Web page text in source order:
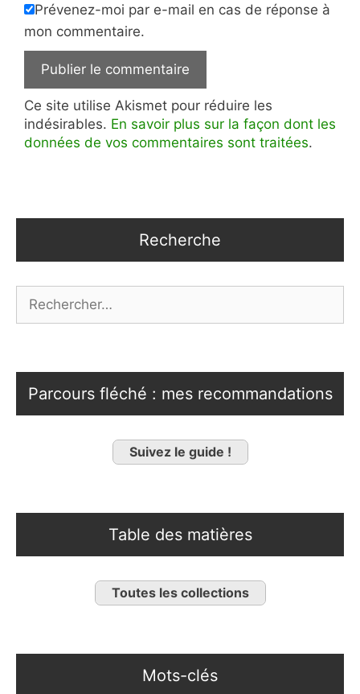
Prévenez-moi par e-mail en cas de réponse à
mon commentaire.
Ce site utilise Akismet pour réduire les
indésirables. En savoir plus sur la façon dont les
données de vos commentaires sont traitées.
Recherche
Parcours fléché : mes recommandations
Suivez le guide !
Table des matières
Toutes les collections
Mots-clés